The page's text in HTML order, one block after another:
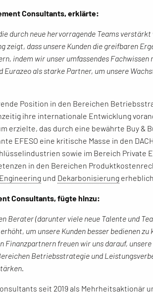
Consultants, erklärte:
durch neue hervorragende Teams verstärkt
zeigt, dass unsere Kunden die greifbaren
indem wir unser umfassendes Fachwissen
als starke Partner, um unsere
Position in den Bereichen
ihre internationale Entwicklung
erzielte, das durch eine bewährte Buy &
EFESO eine kritische Masse in den
sowie im Bereich Private
in den Bereichen
und Dekarbonisierung
Consultants, fügte hinzu:
Berater (darunter viele neue Talente und
um unsere Kunden besser bedienen zu
Finanzpartnern freuen wir uns darauf,
Betriebsstrategie und
seit 2019 als Mehrheitsaktionär